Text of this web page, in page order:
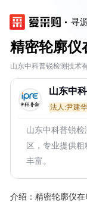
寻
精密轮廓仪
山东中科普锐检测技术
山东中
法人:尹建华
山东中科普锐
区，专业提供
丰富。
介绍： 精密轮廓仪